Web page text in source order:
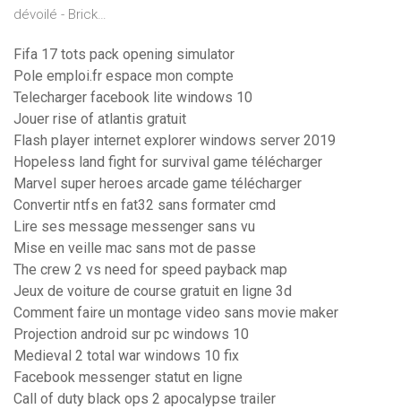
dévoilé - Brick…
Fifa 17 tots pack opening simulator
Pole emploi.fr espace mon compte
Telecharger facebook lite windows 10
Jouer rise of atlantis gratuit
Flash player internet explorer windows server 2019
Hopeless land fight for survival game télécharger
Marvel super heroes arcade game télécharger
Convertir ntfs en fat32 sans formater cmd
Lire ses message messenger sans vu
Mise en veille mac sans mot de passe
The crew 2 vs need for speed payback map
Jeux de voiture de course gratuit en ligne 3d
Comment faire un montage video sans movie maker
Projection android sur pc windows 10
Medieval 2 total war windows 10 fix
Facebook messenger statut en ligne
Call of duty black ops 2 apocalypse trailer